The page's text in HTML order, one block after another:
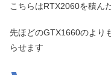
こちらはRTX2060を積ん
先ほどのGTX1660のより
らせます